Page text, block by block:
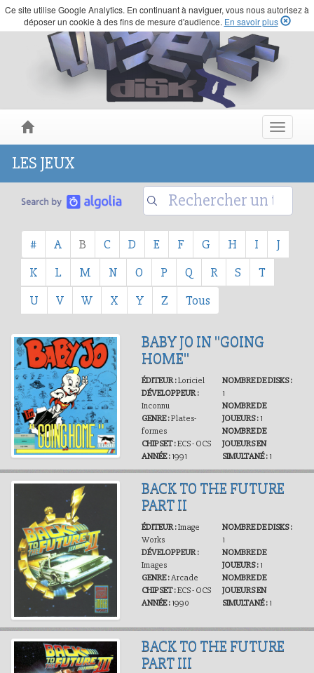
Ce site utilise Google Analytics. En continuant à naviguer, vous nous autorisez à
déposer un cookie à des fins de mesure d'audience. En savoir plus
Toggle
LES JEUX
# A B C D E F G H I
J
K
L M N O P Q R S
T
U
V W X Y Z Tous
BABY JO IN ''GOING
HOME''
ÉDITEUR :Loriciel
DÉVELOPPEUR :
Inconnu
GENRE :Plates-
formes
CHIPSET :ECS - OCS
ANNÉE :1991
NOMBRE DE DISKS :
1
NOMBRE DE
JOUEURS :1
NOMBRE DE
JOUEURS EN
SIMULTANÉ :1
BACK TO THE FUTURE
PART II
ÉDITEUR :Image
Works
DÉVELOPPEUR :
Images
GENRE :Arcade
CHIPSET :ECS - OCS
ANNÉE :1990
NOMBRE DE DISKS :
1
NOMBRE DE
JOUEURS :1
NOMBRE DE
JOUEURS EN
SIMULTANÉ :1
BACK TO THE FUTURE
PART III